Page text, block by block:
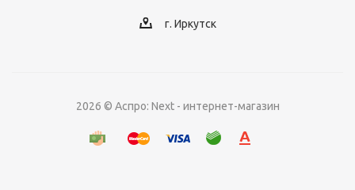
г. Иркутск
2026 © Аспро: Next - интернет-магазин